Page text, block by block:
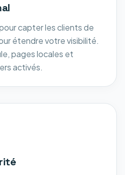
capter les clients de
étendre votre visibilité.
pages locales et
activés.